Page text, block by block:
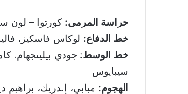
حراسة المرمى: كورتوا – لون
خط الدفاع: لوكاس فاسكيز،
خط الوسط: جودي بيلينجهام،
سيبايوس
الهجوم: مبابي، إندريك، براهيم